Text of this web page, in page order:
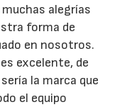
alegrías
forma de
en nosotros.
excelente, de
la marca que
el equipo